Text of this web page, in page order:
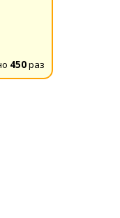
450раз